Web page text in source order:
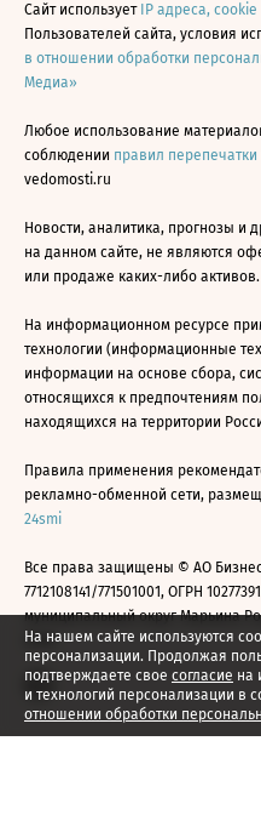
На нашем сайте используются
персонализации. Продолжая
подтверждаете свое согласие на
и технологий персонализации в
отношении обработки
Сайт использует IP адреса,
Пользователей сайта, условия
в отношении обработки
Медиа»
Любое использование
соблюдении правил перепечатки
vedomosti.ru
Новости, аналитика, прогнозы и
на данном сайте, не являются
или продаже каких-либо активов.
На информационном ресурсе
технологии (информационные
информации на основе сбора,
относящихся к предпочтениям
находящихся на территории
Правила применения
рекламно-обменной сети,
24smi
Все права защищены © АО
7712108141/771501001, ОГРН
муниципальный округ Марьина
2026